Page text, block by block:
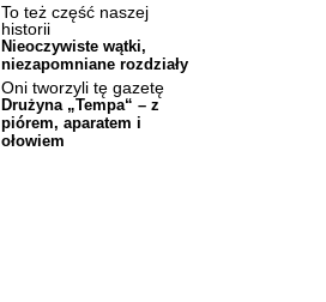
To też część naszej
historii
Nieoczywiste wątki,
niezapomniane rozdziały
Oni tworzyli tę gazetę
Drużyna „Tempa“ – z
piórem, aparatem i
ołowiem